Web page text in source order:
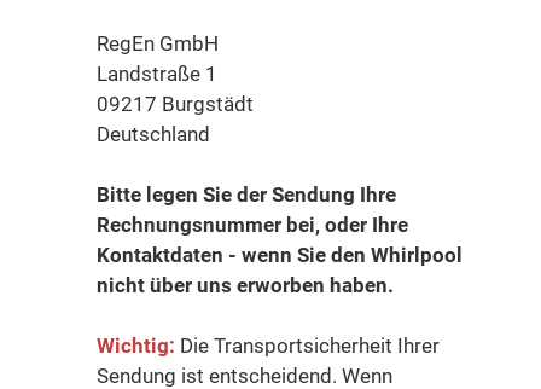
RegEn GmbH
Landstraße 1
09217 Burgstädt
Deutschland
Bitte legen Sie der Sendung Ihre
Rechnungsnummer bei, oder Ihre
Kontaktdaten - wenn Sie den Whirlpool
nicht über uns erworben haben.
Wichtig: Die Transportsicherheit Ihrer
Sendung ist entscheidend. Wenn